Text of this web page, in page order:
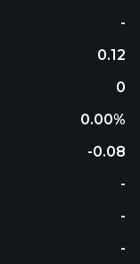
-
0.12
0
0.00%
-0.08
-
-
-